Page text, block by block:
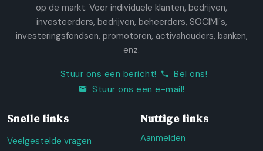
op de markt. Voor individuele klanten, bedrijven,
investeerders, bedrijven, beheerders, SOCIMI's,
investeringsfondsen, promotoren, activahouders, banken,
enz.
Stuur ons een bericht!
Bel ons!
Stuur ons een e-mail!
Snelle links
Veelgestelde vragen
Nuttige links
Aanmelden